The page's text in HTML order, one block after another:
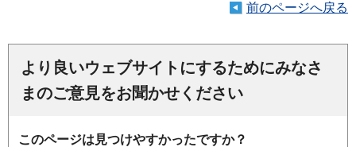
前のページへ戻る
より良いウェブサイトにするためにみなさ
まのご意見をお聞かせください
このページは見つけやすかったですか？